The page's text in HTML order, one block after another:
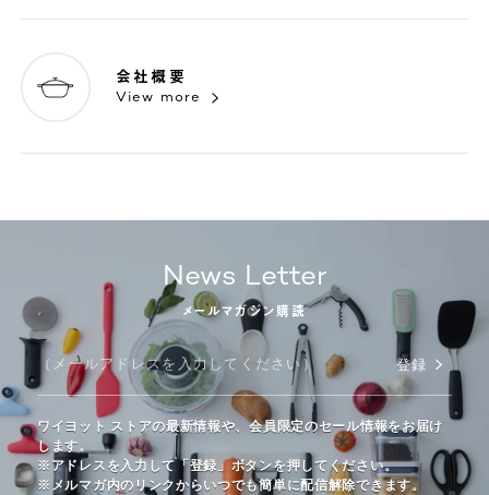
会社概要
View more
News Letter
メールマガジン購読
登録
ワイヨット ストアの最新情報や、会員限定のセール情報をお届け
します。
※アドレスを入力して「登録」ボタンを押してください。
※メルマガ内のリンクからいつでも簡単に配信解除できます。